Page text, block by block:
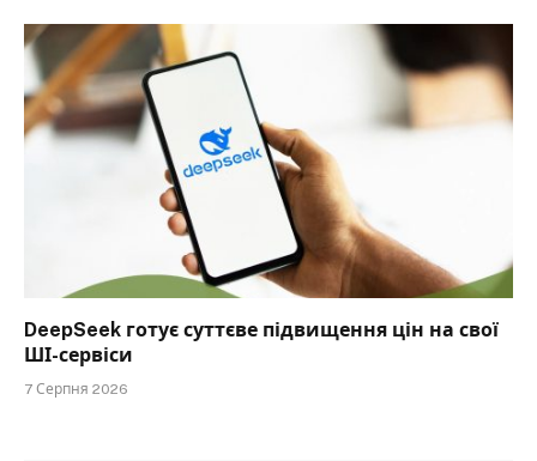
DeepSeek готує суттєве підвищення цін на свої
ШІ-сервіси
7 Серпня 2026